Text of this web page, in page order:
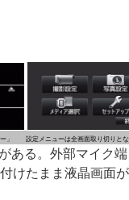
」 設定メニューは全画面取り切りと
ある。外部マイク端
けたまま液晶画面が